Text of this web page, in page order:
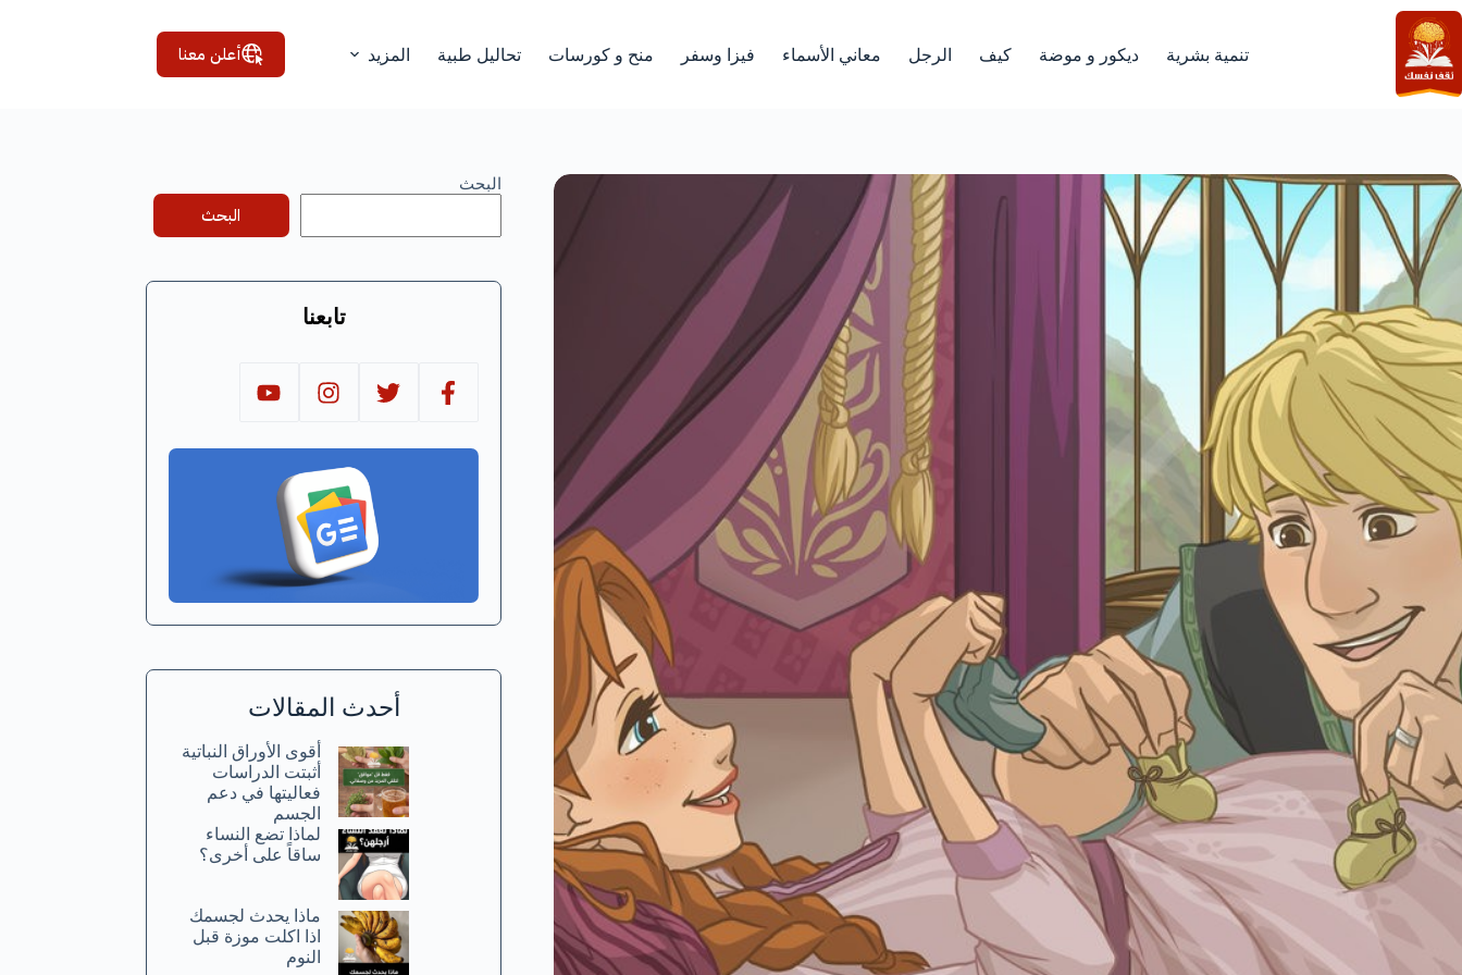
التجاوز
إلى
المحتوى
تنمية بشرية ديكور و موضة كيف الرجل معاني الأسماء فيزا وسفر منح و كورسات تحاليل طبية المزيد أعلن معنا
البحث
البحث
تابعنا
أحدث المقالات
أقوى الأوراق النباتية
أثبتت الدراسات
فعاليتها في دعم
الجسم
لماذا تضع النساء
ساقاً على أخرى؟
ماذا يحدث لجسمك
اذا اكلت موزة قبل
النوم